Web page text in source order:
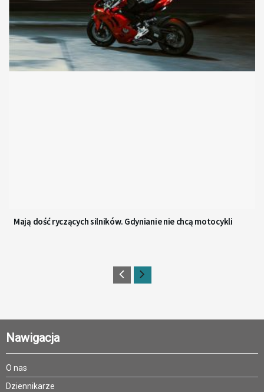
Mają dość ryczących silników. Gdynianie nie chcą motocykli
Nawigacja
O nas
Dziennikarze